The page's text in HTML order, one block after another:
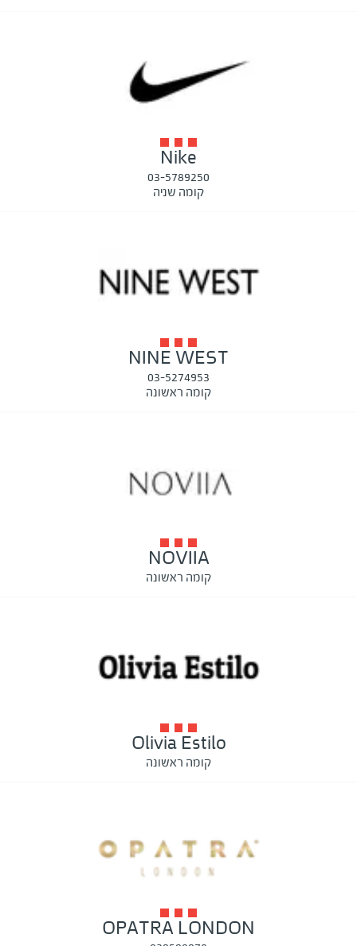
Nike
03-5789250
קומה שניה
NINE WEST
03-5274953
קומה ראשונה
NOVIIA
קומה ראשונה
Olivia Estilo
קומה ראשונה
OPATRA LONDON